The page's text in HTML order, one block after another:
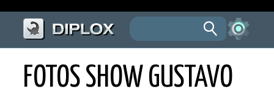
FOTOS SHOW GUSTAVO